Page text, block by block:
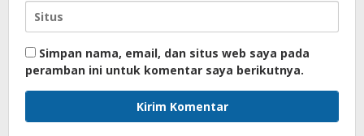
Simpan nama, email, dan situs web saya pada
peramban ini untuk komentar saya berikutnya.